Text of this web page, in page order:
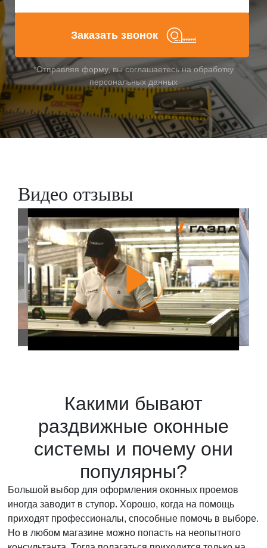
Заказать звонок
*Отправляя форму, вы соглашаетесь на обработку
персональных данных
Видео отзывы
Какими бывают
раздвижные оконные
системы и почему они
популярны?
Большой выбор для оформления оконных проемов
иногда заводит в ступор. Хорошо, когда на помощь
приходят профессионалы, способные помочь в выборе.
Но в любом магазине можно попасть на неопытного